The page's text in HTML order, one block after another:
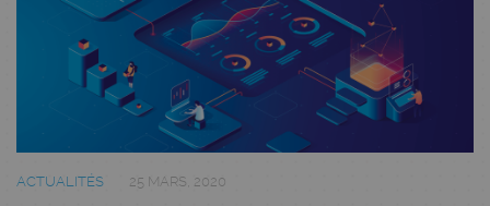
ACTUALITÉS 25 MARS, 2020